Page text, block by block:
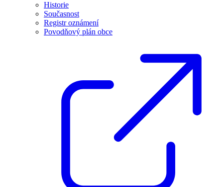
Historie
Současnost
Registr oznámení
Povodňový plán obce